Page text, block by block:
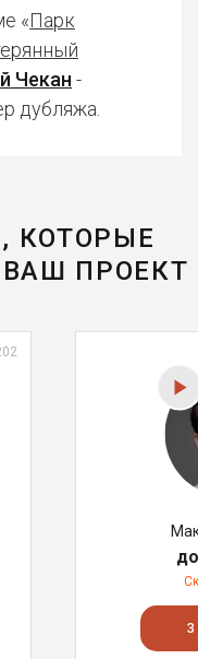
«Парк
Чекан -
дубляжа.
КОТОРЫЕ
ПРОЕКТ